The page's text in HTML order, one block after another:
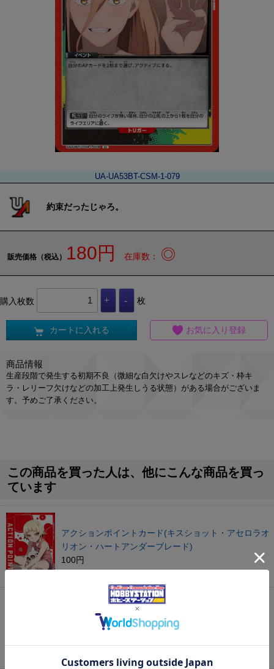
UA-UA53BT-CSM-1-079
約束だったじゃろ。
販売価格（税込） 180円 在庫数： ◎
購入枚数 枚
カートに入れる お気に入り登録
商品情報
生産段階で発生する初期不良（微細な白欠けやスレなどのキズ・枠キ
ラ・レリーフ欠けなどの加工上発生しうる状態）がある場合がございま
す。予めご了承ください。
この商品を買った人は、他にこんな商品を買っ
ています
アクションポイントカード(キスショット・アセロラオ
リオン・ハートアンダーブレード)
100円
アクションポイントカード（ブルーロック・ノーマ